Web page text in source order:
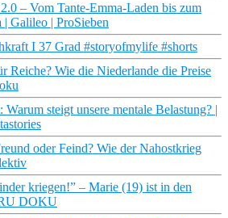
– Vom Tante-Emma-Laden bis zum
Galileo | ProSieben
I 37 Grad #storyofmylife #shorts
Reiche? Wie die Niederlande die Preise
Warum steigt unsere mentale Belastung? |
oder Feind? Wie der Nahostkrieg
kriegen!” – Marie (19) ist in den
DOKU